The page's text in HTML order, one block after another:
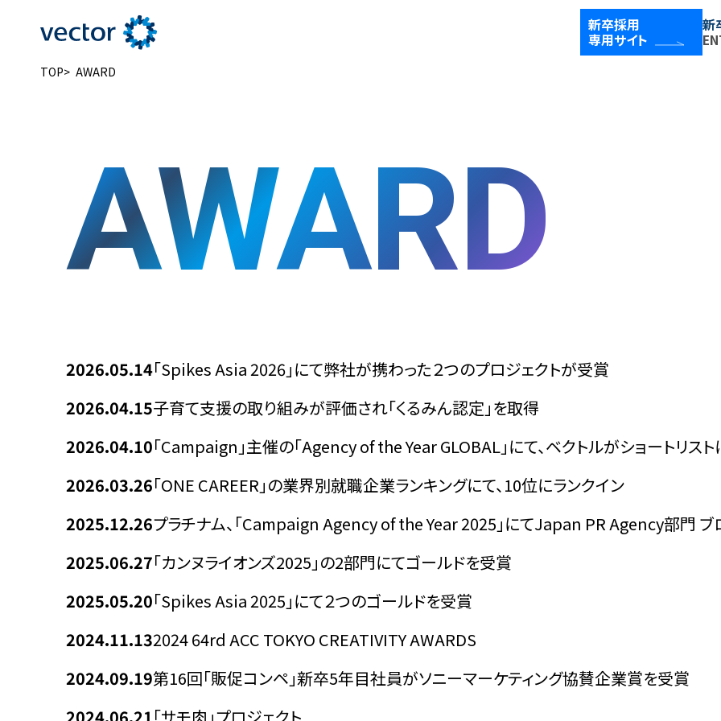
新卒採用
専用サイト
新
TOP AWARD
AWARD
2026.05.14「Spikes Asia 2026」にて弊社が携わった２つのプロジェクトが受賞
2026.04.15子育て支援の取り組みが評価され「くるみん認定」を取得
2026.04.10「Campaign」主催の「Agency of the Year GLOBAL」にて、ベクトルがショートリス
2026.03.26「ONE CAREER」の業界別就職企業ランキングにて、10位にランクイン
2025.12.26プラチナム、「Campaign Agency of the Year 2025」にてJapan PR Agency部門 ブ
2025.06.27「カンヌライオンズ2025」の2部門にてゴールドを受賞
2025.05.20「Spikes Asia 2025」にて２つのゴールドを受賞
2024.11.132024 64rd ACC TOKYO CREATIVITY AWARDS
2024.09.19第16回「販促コンペ」新卒5年目社員がソニーマーケティング協賛企業賞を受賞
新卒採用
ENTRY
エントリー
■新卒採用
28年卒 SNSマーケター
アントレプレナー採用
■キャリア採用
アルムナイ採用
その他のポジション
よくある質問
新規事業／投資事業
アワード/ランキング
事例紹介
プロジェクトストーリー
SNS
公式SNS
X(Twitter)
TikTok